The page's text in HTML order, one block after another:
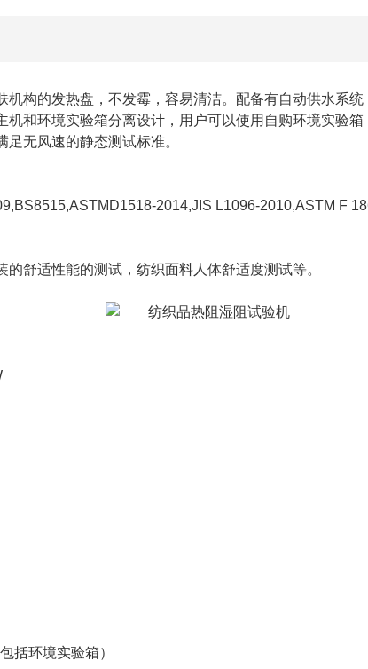
机构的发热盘，不发霉，容易清洁。配备有自动供水系
机和环境实验箱分离设计，用户可以使用自购环境实验
无风速的静态测试标准。
2014,JIS L1096-2010,ASTM F
舒适性能的测试，纺织面料人体舒适度测试等。
括环境实验箱）